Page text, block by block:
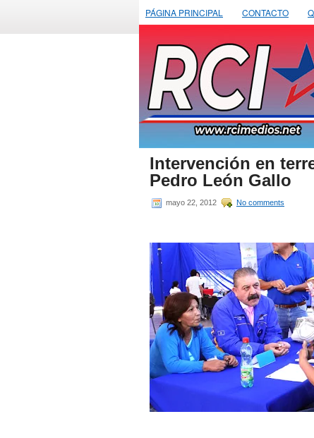
PÁGINA PRINCIPAL CONTACTO
Intervención en
Pedro León Gallo
mayo 22, 2012 No comments